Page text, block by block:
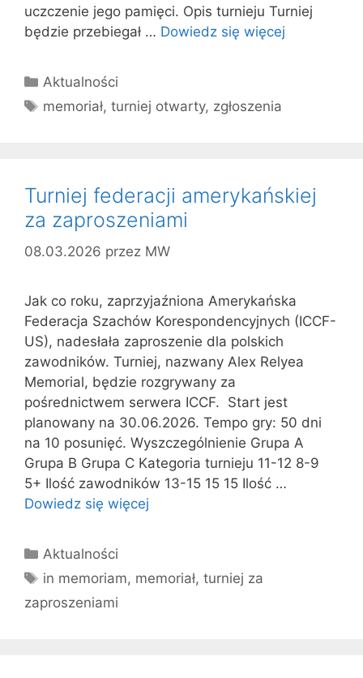
uczczenie jego pamięci. Opis turnieju Turniej
będzie przebiegał … Dowiedz się więcej
Kategorie
Aktualności
Tagi
memoriał,turniej otwarty, zgłoszenia
Turniej federacji amerykańskiej
za zaproszeniami
08.03.2026 przez MW
Jak co roku, zaprzyjaźniona Amerykańska
Federacja Szachów Korespondencyjnych (ICCF-
US), nadesłała zaproszenie dla polskich
zawodników. Turniej, nazwany Alex Relyea
Memorial, będzie rozgrywany za
pośrednictwem serwera ICCF. Start jest
planowany na 30.06.2026. Tempo gry: 50 dni
na 10 posunięć. Wyszczególnienie Grupa A
Grupa B Grupa C Kategoria turnieju 11-12 8-9
5+ Ilość zawodników 13-15 15 15 Ilość …
Dowiedz się więcej
Kategorie
Aktualności
Tagi
in memoriam, memoriał,turniej za
zaproszeniami